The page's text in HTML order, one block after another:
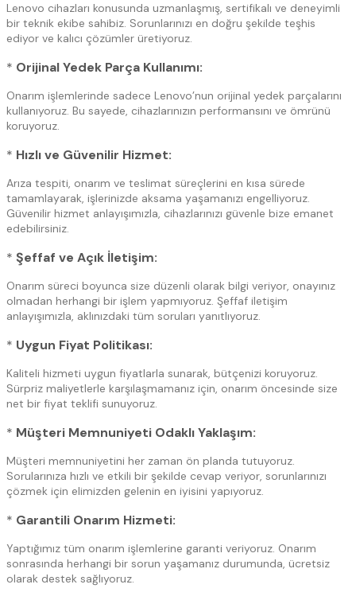
Lenovo cihazları konusunda uzmanlaşmış, sertifikalı ve deneyimli
bir teknik ekibe sahibiz. Sorunlarınızı en doğru şekilde teşhis
ediyor ve kalıcı çözümler üretiyoruz.
* Orijinal Yedek Parça Kullanımı:
Onarım işlemlerinde sadece Lenovo’nun orijinal yedek parçalarını
kullanıyoruz. Bu sayede, cihazlarınızın performansını ve ömrünü
koruyoruz.
* Hızlı ve Güvenilir Hizmet:
Arıza tespiti, onarım ve teslimat süreçlerini en kısa sürede
tamamlayarak, işlerinizde aksama yaşamanızı engelliyoruz.
Güvenilir hizmet anlayışımızla, cihazlarınızı güvenle bize emanet
edebilirsiniz.
* Şeffaf ve Açık İletişim:
Onarım süreci boyunca size düzenli olarak bilgi veriyor, onayınız
olmadan herhangi bir işlem yapmıyoruz. Şeffaf iletişim
anlayışımızla, aklınızdaki tüm soruları yanıtlıyoruz.
* Uygun Fiyat Politikası:
Kaliteli hizmeti uygun fiyatlarla sunarak, bütçenizi koruyoruz.
Sürpriz maliyetlerle karşılaşmamanız için, onarım öncesinde size
net bir fiyat teklifi sunuyoruz.
* Müşteri Memnuniyeti Odaklı Yaklaşım:
Müşteri memnuniyetini her zaman ön planda tutuyoruz.
Sorularınıza hızlı ve etkili bir şekilde cevap veriyor, sorunlarınızı
çözmek için elimizden gelenin en iyisini yapıyoruz.
* Garantili Onarım Hizmeti:
Yaptığımız tüm onarım işlemlerine garanti veriyoruz. Onarım
sonrasında herhangi bir sorun yaşamanız durumunda, ücretsiz
olarak destek sağlıyoruz.